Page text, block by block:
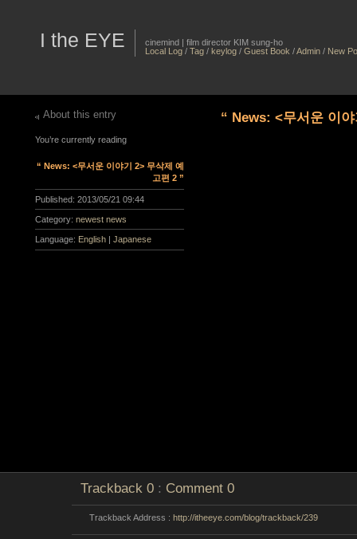
I the EYE
cinemind | film director KIM sung-ho
Local Log /Tag /keylog /Guest Book /Admin / New
“ News: <무서운 이
About this entry
You’re currently reading
“ News: <무서운 이야기 2> 무삭제 예
고편 2 ”
Published: 2013/05/21 09:44
Category: newest news
Language: English |Japanese
Trackback 0 : Comment0
Trackback Address : http://itheeye.com/blog/trackback/239